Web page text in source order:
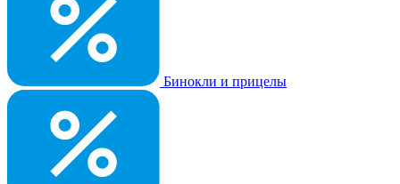
Бинокли и прицелы